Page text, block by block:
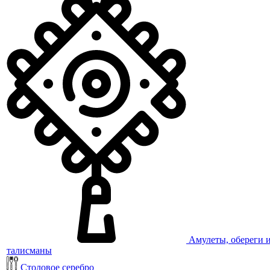
Амулеты, обереги
талисманы
Столовое серебро